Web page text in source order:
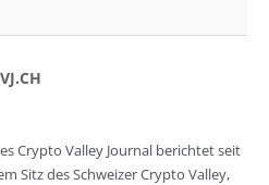
Crypto Valley Journal berichtet seit
Sitz des Schweizer Crypto Valley,